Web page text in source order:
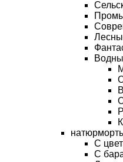
С
С